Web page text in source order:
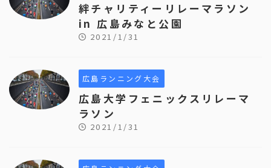
絆チャリティーリレーマラソン
in 広島みなと公園
2021/1/31
広島ランニング大会
広島大学フェニックスリレーマ
ラソン
2021/1/31